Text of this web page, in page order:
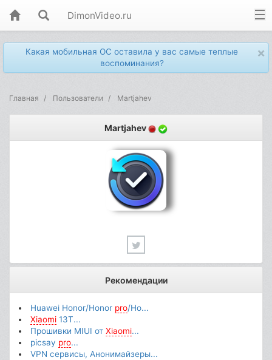
DimonVideo.ru
×
Какая мобильная ОС оставила у вас самые теплые
воспоминания?
Главная Пользователи Martjahev
Martjahev
Рекомендации
Huawei Honor/Honor pro/Ho...
Xiaomi 13T...
Прошивки MIUI отXiaomi...
picsay pro...
VPN сервисы, Анонимайзеры...